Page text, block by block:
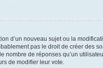
d’un nouveau sujet ou la
pas le droit de créer des
nombre de réponses qu’un
de modifier leur vote.